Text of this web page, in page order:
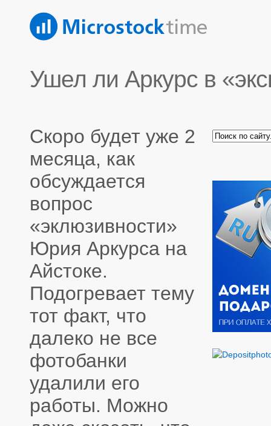
Ушел ли Аркурс в
Скоро будет уже 2
месяца, как
обсуждается
вопрос
«эклюзивности»
Юрия Аркурса на
Айстоке.
Подогревает тему
тот факт, что
далеко не все
фотобанки
удалили его
работы. Можно